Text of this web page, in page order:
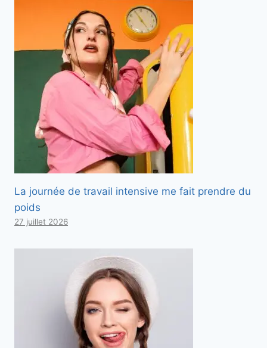
La journée de travail intensive me fait prendre du
poids
27 juillet 2026